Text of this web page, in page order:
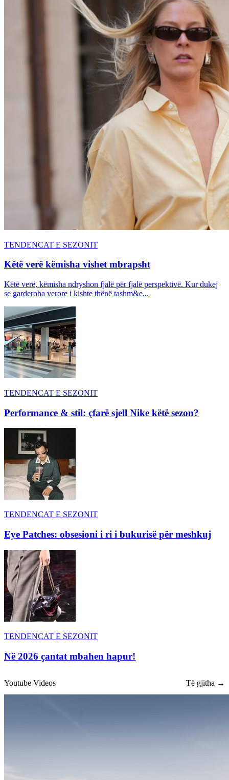
TENDENCAT E SEZONIT
Këtë verë këmisha vishet mbrapsht
Këtë verë, këmisha ndryshon fjalë për fjalë perspektivë. Kur dukej
se garderoba verore i kishte thënë tashm&e...
TENDENCAT E SEZONIT
Performance & stil: çfarë sjell Nike këtë sezon?
TENDENCAT E SEZONIT
Eye Patches: obsesioni i ri i bukurisë për meshkuj
TENDENCAT E SEZONIT
Në 2026 çantat mbahen hapur!
Youtube Videos Të gjitha →